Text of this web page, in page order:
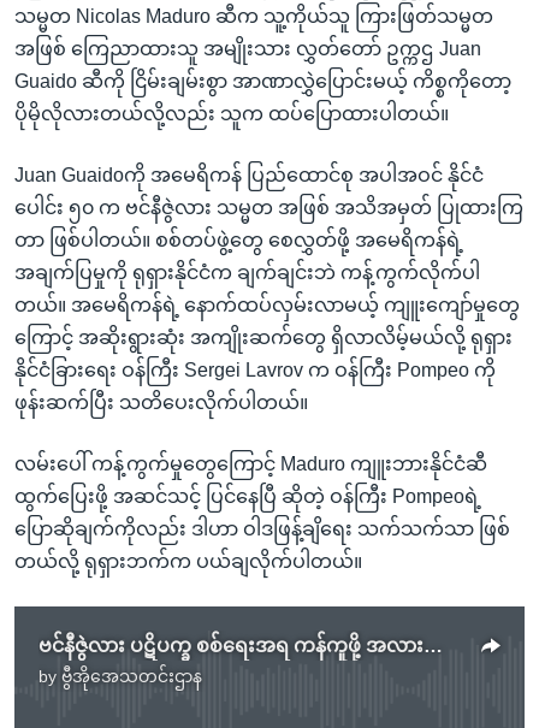
သမ္မတ Nicolas Maduro ဆီက သူ့ကိုယ်သူ ကြားဖြတ်သမ္မတ
အဖြစ် ကြေညာထားသူ အမျိုးသား လွှတ်တော် ဥက္ကဌ Juan
Guaido ဆီကို ငြိမ်းချမ်းစွာ အာဏာလွှဲပြောင်းမယ့် ကိစ္စကိုတော့
ပိုမိုလိုလားတယ်လို့လည်း သူက ထပ်ပြောထားပါတယ်။
Juan Guaidoကို အမေရိကန် ပြည်ထောင်စု အပါအဝင် နိုင်ငံ
ပေါင်း ၅၀ က ဗင်နီဇွဲလား သမ္မတ အဖြစ် အသိအမှတ် ပြုထားကြ
တာ ဖြစ်ပါတယ်။ စစ်တပ်ဖွဲ့တွေ စေလွှတ်ဖို့ အမေရိကန်ရဲ့
အချက်ပြမှုကို ရုရှားနိုင်ငံက ချက်ချင်းဘဲ ကန့်ကွက်လိုက်ပါ
တယ်။ အမေရိကန်ရဲ့ နောက်ထပ်လှမ်းလာမယ့် ကျူးကျော်မှုတွေ
ကြောင့် အဆိုးရွားဆုံး အကျိုးဆက်တွေ ရှိလာလိမ့်မယ်လို့ ရုရှား
နိုင်ငံခြားရေး ဝန်ကြီး Sergei Lavrov က ဝန်ကြီး Pompeo ကို
ဖုန်းဆက်ပြီး သတိပေးလိုက်ပါတယ်။
လမ်းပေါ် ကန့်ကွက်မှုတွေကြောင့် Maduro ကျူးဘားနိုင်ငံဆီ
ထွက်ပြေးဖို့ အဆင်သင့် ပြင်နေပြီ ဆိုတဲ့ ဝန်ကြီး Pompeoရဲ့
ပြောဆိုချက်ကိုလည်း ဒါဟာ ဝါဒဖြန့်ချိရေး သက်သက်သာ ဖြစ်
တယ်လို့ ရုရှားဘက်က ပယ်ချလိုက်ပါတယ်။
ဗင်နီဇွဲလား ပဋိပက္ခ စစ်ရေးအရ ကန်ကူဖို့ အလားအလာရှိနိုင်
by ဗွီအိုအေသတင်းဌာန
No media source currently available